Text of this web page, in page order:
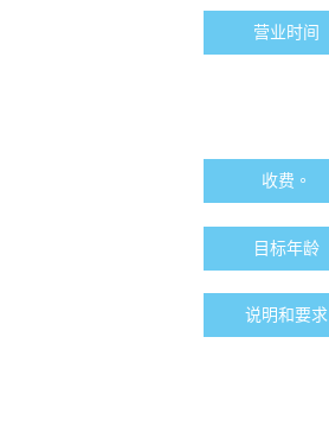
营业时间
收费。
目标年龄
说明和要求